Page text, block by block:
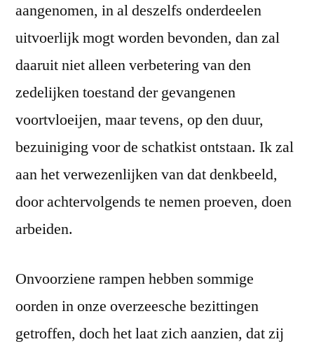
aangenomen, in al deszelfs onderdeelen
uitvoerlijk mogt worden bevonden, dan zal
daaruit niet alleen verbetering van den
zedelijken toestand der gevangenen
voortvloeijen, maar tevens, op den duur,
bezuiniging voor de schatkist ontstaan. Ik zal
aan het verwezenlijken van dat denkbeeld,
door achtervolgends te nemen proeven, doen
arbeiden.
Onvoorziene rampen hebben sommige
oorden in onze overzeesche bezittingen
getroffen, doch het laat zich aanzien, dat zij